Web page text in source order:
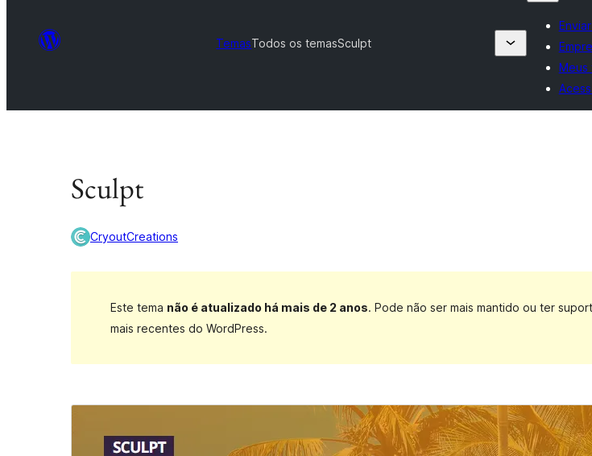
TemasTodos os temasSculpt
Meus
Sculpt
CryoutCreations
Este tema não é atualizado há mais de 2 anos. Pode não ser mais mantido ou ter
mais recentes do WordPress.